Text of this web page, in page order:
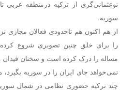
نوعثمانی‌گری از ترکیه درمنطقه عربی
سوریه.
از هم اکنون هم تاحدودی فعالان مجازی
را برای خلق چنین تصویری شروع
مساله را درک کرده است و سخنان
نمی‌خواهد جای ایران را در سوریه
چند ترکیه حضوری نظامی در شمال